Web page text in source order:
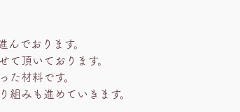
でおります。
頂いております。
材料です。
みも進めていきます。